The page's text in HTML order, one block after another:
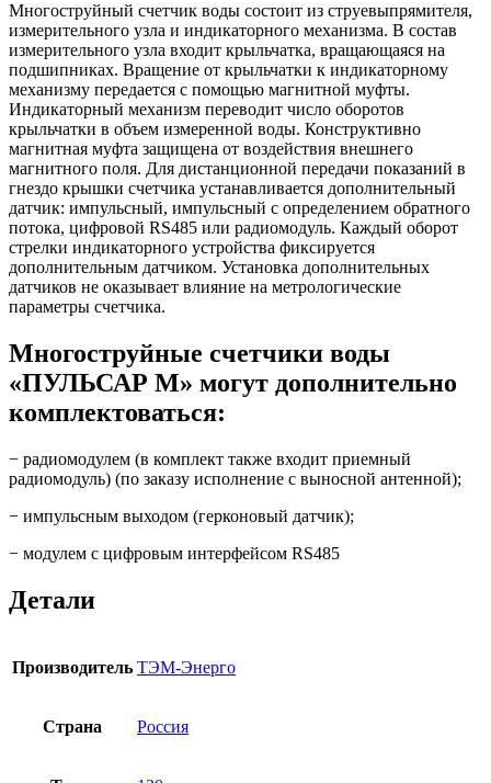
Многоструйный счетчик воды состоит из струевыпрямителя,
измерительного узла и индикаторного механизма. В состав
измерительного узла входит крыльчатка, вращающаяся на
подшипниках. Вращение от крыльчатки к индикаторному
механизму передается с помощью магнитной муфты.
Индикаторный механизм переводит число оборотов
крыльчатки в объем измеренной воды. Конструктивно
магнитная муфта защищена от воздействия внешнего
магнитного поля. Для дистанционной передачи показаний в
гнездо крышки счетчика устанавливается дополнительный
датчик: импульсный, импульсный с определением обратного
потока, цифровой RS485 или радиомодуль. Каждый оборот
стрелки индикаторного устройства фиксируется
дополнительным датчиком. Установка дополнительных
датчиков не оказывает влияние на метрологические
параметры счетчика.
Многоструйные счетчики воды
«ПУЛЬСАР М» могут дополнительно
комплектоваться:
− радиомодулем (в комплект также входит приемный
радиомодуль) (по заказу исполнение с выносной антенной);
− импульсным выходом (герконовый датчик);
− модулем с цифровым интерфейсом RS485
Детали
Производитель ТЭМ-Энерго
Страна Россия